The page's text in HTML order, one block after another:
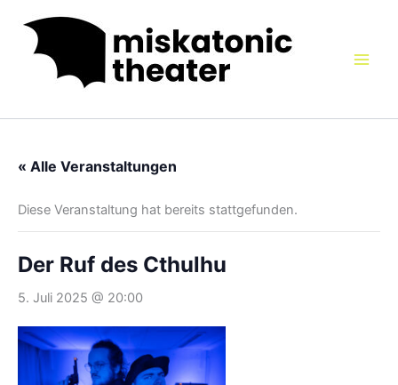
Inhalt
springen
« Alle Veranstaltungen
Diese Veranstaltung hat bereits stattgefunden.
Der Ruf des Cthulhu
5. Juli 2025 @ 20:00